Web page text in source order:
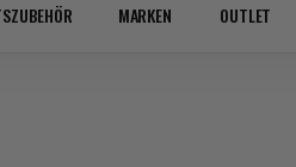
MARKEN
OUTLET